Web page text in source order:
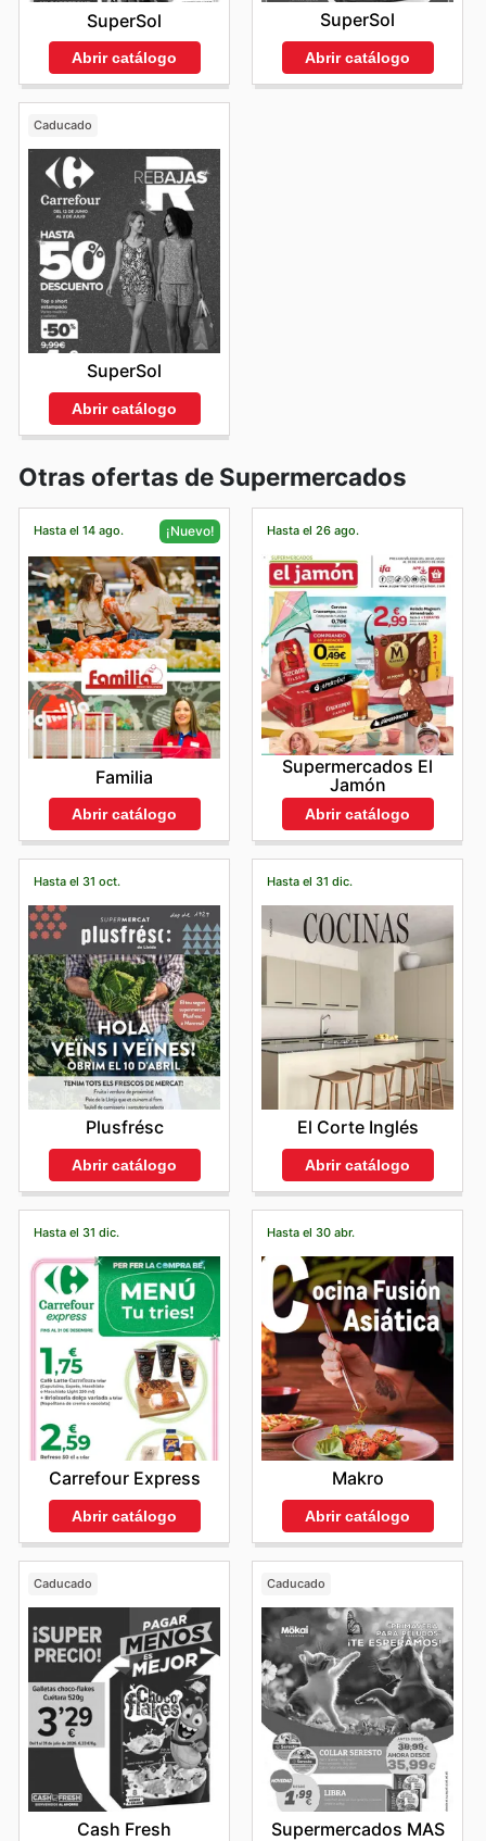
SuperSol
Abrir catálogo
SuperSol
Abrir catálogo
Caducado
SuperSol
Abrir catálogo
Otras ofertas de Supermercados
Hasta el 14 ago. ¡Nuevo!
Familia
Abrir catálogo
Hasta el 26 ago.
Supermercados El
Jamón
Abrir catálogo
Hasta el 31 oct.
Plusfrésc
Abrir catálogo
Hasta el 31 dic.
El Corte Inglés
Abrir catálogo
Hasta el 31 dic.
Carrefour Express
Abrir catálogo
Hasta el 30 abr.
Makro
Abrir catálogo
Caducado
Cash Fresh
Caducado
Supermercados MAS